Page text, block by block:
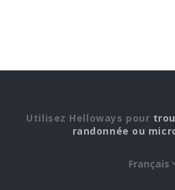
Utilisez Helloways pour
randonnée ou